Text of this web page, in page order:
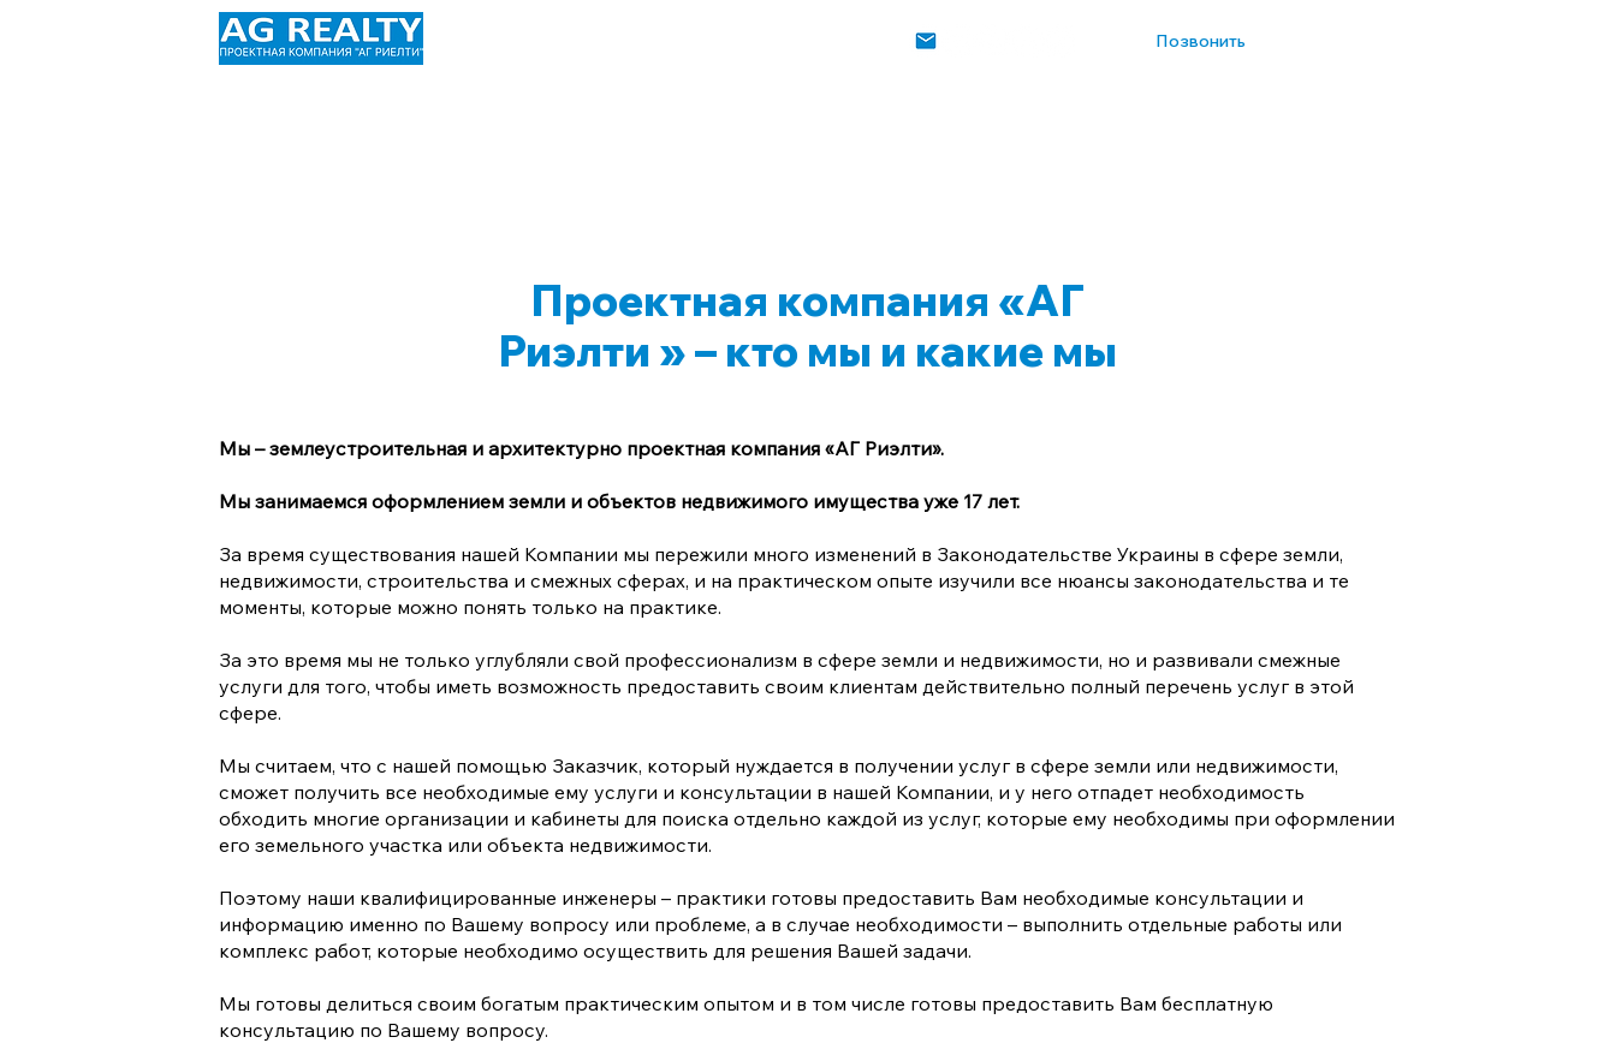
Позвонить
Проектная компания «АГ
Риэлти » – кто мы и какие мы
Мы – землеустроительная и архитектурно проектная компания «АГ Риэлти».
Мы занимаемся оформлением земли и объектов недвижимого имущества уже 17 лет.
За время существования нашей Компании мы пережили много изменений в Законодательстве Украины в сфере земли,
недвижимости, строительства и смежных сферах, и на практическом опыте изучили все нюансы законодательства и те
моменты, которые можно понять только на практике.
За это время мы не только углубляли свой профессионализм в сфере земли и недвижимости, но и развивали смежные
услуги для того, чтобы иметь возможность предоставить своим клиентам действительно полный перечень услуг в этой
сфере.
Мы считаем, что с нашей помощью Заказчик, который нуждается в получении услуг в сфере земли или недвижимости,
сможет получить все необходимые ему услуги и консультации в нашей Компании, и у него отпадет необходимость
обходить многие организации и кабинеты для поиска отдельно каждой из услуг, которые ему необходимы при оформлении
его земельного участка или объекта недвижимости.
Поэтому наши квалифицированные инженеры – практики готовы предоставить Вам необходимые консультации и
информацию именно по Вашему вопросу или проблеме, а в случае необходимости – выполнить отдельные работы или
комплекс работ, которые необходимо осуществить для решения Вашей задачи.
Мы готовы делиться своим богатым практическим опытом и в том числе готовы предоставить Вам бесплатную
консультацию по Вашему вопросу.